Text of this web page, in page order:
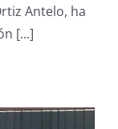
de
de
Universidad
Católica
Antelo, ha
[...]